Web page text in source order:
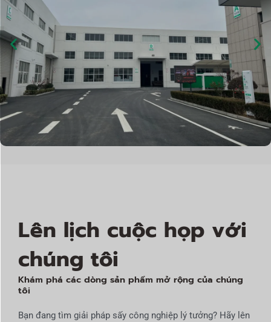
Lên lịch cuộc họp với
chúng tôi
Khám phá các dòng sản phẩm mở rộng của chúng
tôi
Bạn đang tìm giải pháp sấy công nghiệp lý tưởng? Hãy lên